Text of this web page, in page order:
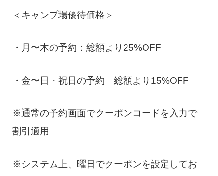
＜キャンプ場優待価格＞
・月〜木の予約：総額より25%OFF
・金〜日・祝日の予約 総額より15%OFF
※通常の予約画面でクーポンコードを入力で
割引適用
※システム上、曜日でクーポンを設定してお